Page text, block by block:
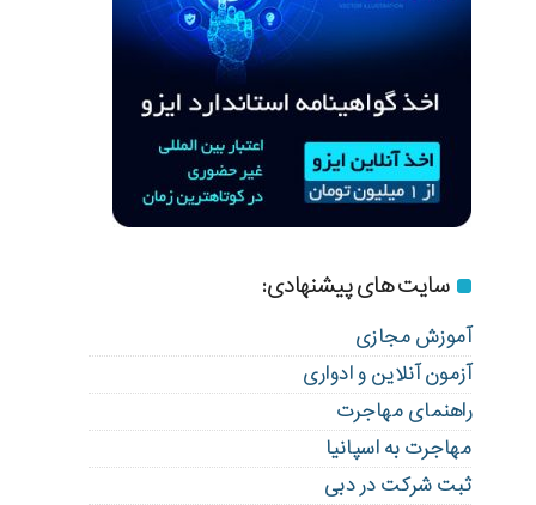
سایت های پیشنهادی:
آموزش مجازی
آزمون آنلاین و ادواری
راهنمای مهاجرت
مهاجرت به اسپانیا
ثبت شرکت در دبی